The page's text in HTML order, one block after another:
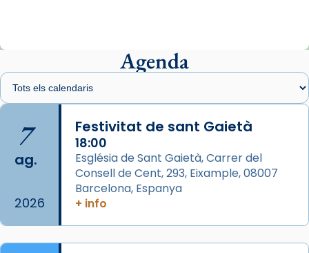
presidit aquest 27 de juliol la missa de Les
Santes de Mataró.
🔗
📸 J. Merino
Photo
View on Facebook · Share
Arquebisbat de Barcelona
2 weeks ago
Agenda
7
ag.
2026
Festivitat de sant Gaietà
18:00
Església de Sant Gaietà, Carrer del
Consell de Cent, 293, Eixample, 08007
Barcelona, Espanya
+ info